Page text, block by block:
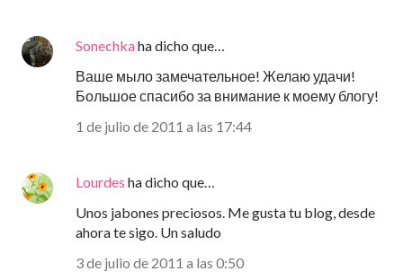
Sonechkaha dicho que…
Ваше мыло замечательное! Желаю удачи!
Большое спасибо за внимание к моему блогу!
1 de julio de 2011 a las 17:44
Lourdes ha dicho que…
Unos jabones preciosos. Me gusta tu blog, desde
ahora te sigo. Un saludo
3 de julio de 2011 a las 0:50